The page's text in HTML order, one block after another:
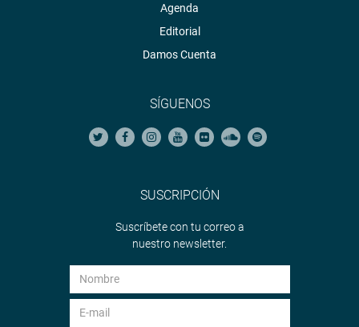
Agenda
Editorial
Damos Cuenta
SÍGUENOS
SUSCRIPCIÓN
Suscríbete con tu correo a
nuestro newsletter.